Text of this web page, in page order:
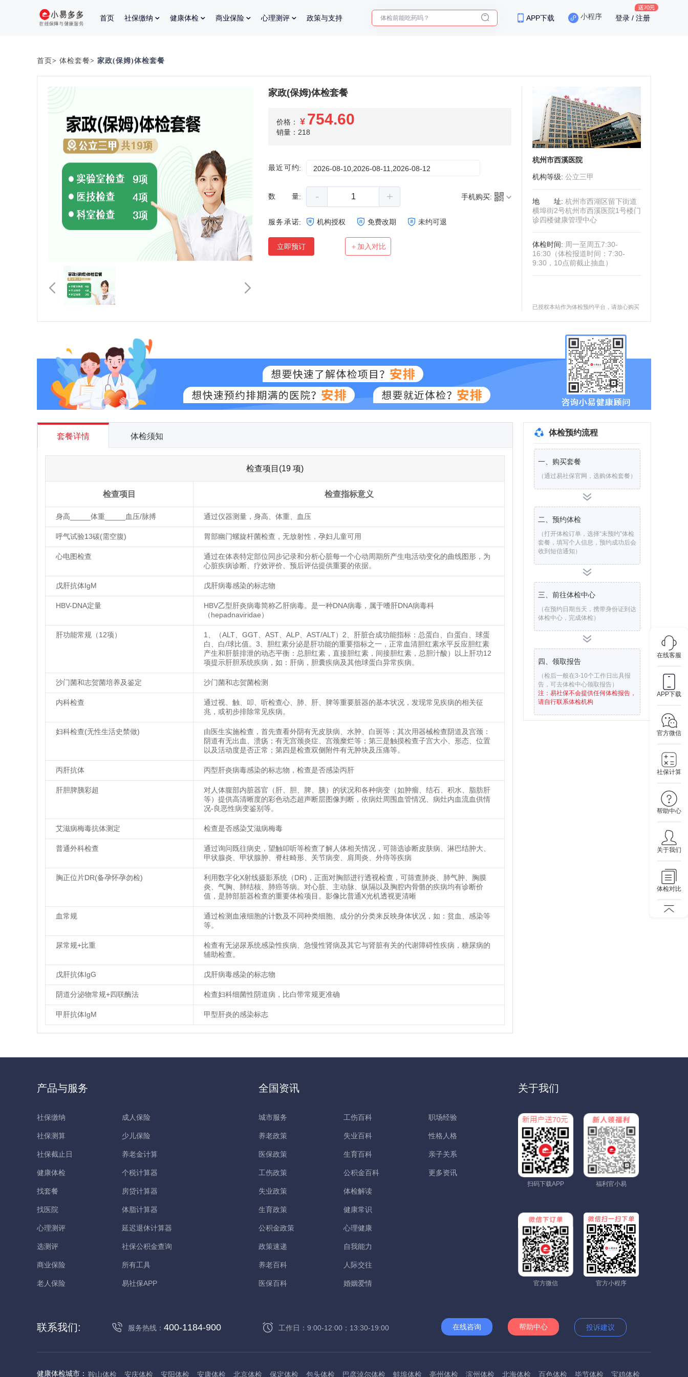
首页 社保缴纳 健康体检 商业保险 心理测评 政策与支持 十大理由告诉你为什么要买保险 APP下载 小程序 登录 / 注册
在线客服
APP下载
官方微信
社保计算
帮助中心
关于我们
体检对比
首页> 体检套餐> 家政(保姆)体检套餐
家政(保姆)体检套餐
价格： ¥ 754.60
销量：218
最近可约: 2026-08-10,2026-08-11,2026-08-12
数量: - + 手机购买:
服务承诺: 机构授权 免费改期 未约可退
立即预订 ＋加入对比
杭州市西溪医院
机构等级: 公立三甲
地址: 杭州市西湖区留下街道
横埠街2号杭州市西溪医院1号楼门
诊四楼健康管理中心
体检时间: 周一至周五7:30-
16:30（体检报道时间：7:30-
9:30，10点前截止抽血）
已授权本站作为体检预约平台，请放心购买
套餐详情 体检须知
检查项目(19 项)
检查项目 检查指标意义
身高_____体重_____血压/脉搏 通过仪器测量，身高、体重、血压
呼气试验13碳(需空腹) 胃部幽门螺旋杆菌检查，无放射性，孕妇儿童可用
心电图检查
通过在体表特定部位同步记录和分析心脏每一个心动周期所产生电活动变化的曲线图形，为
心脏疾病诊断、疗效评价、预后评估提供重要的依据。
戊肝抗体IgM 戊肝病毒感染的标志物
HBV-DNA定量
HBV乙型肝炎病毒简称乙肝病毒。是一种DNA病毒，属于嗜肝DNA病毒科
（hepadnaviridae）
肝功能常规（12项）
1、（ALT、GGT、AST、ALP、AST/ALT）2、肝脏合成功能指标：总蛋白、白蛋白、球蛋
白、白/球比值。3、胆红素分泌是肝功能的重要指标之一，正常血清胆红素水平反应胆红素
产生和肝脏排泄的动态平衡：总胆红素，直接胆红素，间接胆红素，总胆汁酸）以上肝功12
项提示肝胆系统疾病，如：肝病，胆囊疾病及其他球蛋白异常疾病。
沙门菌和志贺菌培养及鉴定 沙门菌和志贺菌检测
内科检查
通过视、触、叩、听检查心、肺、肝、脾等重要脏器的基本状况，发现常见疾病的相关征
兆，或初步排除常见疾病。
妇科检查(无性生活史禁做)
由医生实施检查，首先查看外阴有无皮肤病、水肿、白斑等；其次用器械检查阴道及宫颈：
阴道有无出血、溃疡；有无宫颈炎症、宫颈糜烂等；第三是触摸检查子宫大小、形态、位置
以及活动度是否正常；第四是检查双侧附件有无肿块及压痛等。
丙肝抗体 丙型肝炎病毒感染的标志物，检查是否感染丙肝
肝胆脾胰彩超
对人体腹部内脏器官（肝、胆、脾、胰）的状况和各种病变（如肿瘤、结石、积水、脂肪肝
等）提供高清晰度的彩色动态超声断层图像判断，依病灶周围血管情况、病灶内血流血供情
况-良恶性病变鉴别等。
艾滋病梅毒抗体测定 检查是否感染艾滋病梅毒
普通外科检查
通过询问既往病史，望触叩听等检查了解人体相关情况，可筛选诊断皮肤病、淋巴结肿大、
甲状腺炎、甲状腺肿、脊柱畸形、关节病变、肩周炎、外痔等疾病
胸正位片DR(备孕怀孕勿检)
利用数字化X射线摄影系统（DR)，正面对胸部进行透视检查，可筛查肺炎、肺气肿、胸膜
炎、气胸、肺结核、肺癌等病。对心脏、主动脉、纵隔以及胸腔内骨骼的疾病均有诊断价
值，是肺部脏器检查的重要体检项目。影像比普通X光机透视更清晰
血常规
通过检测血液细胞的计数及不同种类细胞、成分的分类来反映身体状况，如：贫血、感染等
等。
尿常规+比重
检查有无泌尿系统感染性疾病、急慢性肾病及其它与肾脏有关的代谢障碍性疾病，糖尿病的
辅助检查。
戊肝抗体IgG 戊肝病毒感染的标志物
阴道分泌物常规+四联酶法 检查妇科细菌性阴道病，比白带常规更准确
甲肝抗体IgM 甲型肝炎的感染标志
体检预约流程
一、购买套餐
（通过易社保官网，选购体检套餐）
二、预约体检
（打开体检订单，选择“未预约”体检
套餐，填写个人信息，预约成功后会
收到短信通知）
三、前往体检中心
（在预约日期当天，携带身份证到达
体检中心，完成体检）
四、领取报告
（检后一般在3-10个工作日出具报
告，可去体检中心领取报告）
注：易社保不会提供任何体检报告，
请自行联系体检机构
产品与服务
社保缴纳
社保测算
社保截止日
健康体检
找套餐
找医院
心理测评
选测评
商业保险
老人保险
成人保险
少儿保险
养老金计算
个税计算器
房贷计算器
体脂计算器
延迟退休计算器
社保公积金查询
所有工具
易社保APP
全国资讯
城市服务
养老政策
医保政策
工伤政策
失业政策
生育政策
公积金政策
政策速递
养老百科
医保百科
工伤百科
失业百科
生育百科
公积金百科
体检解读
健康常识
心理健康
自我能力
人际交往
婚姻爱情
职场经验
性格人格
亲子关系
更多资讯
关于我们
扫码下载APP 福利官小易
官方微信 官方小程序
联系我们: 服务热线： 400-1184-900 工作日：9:00-12:00；13:30-19:00 在线咨询 帮助中心 投诉建议
健康体检城市： 鞍山体检 安庆体检 安阳体检 安康体检 北京体检 保定体检 包头体检 巴彦淖尔体检 蚌埠体检 亳州体检 滨州体检 北海体检 百色体检 毕节体检 宝鸡体检